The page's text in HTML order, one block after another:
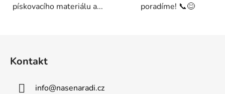
pískovacího materiálu a...
poradíme! 📞😊
Kontakt
info@nasenaradi.cz